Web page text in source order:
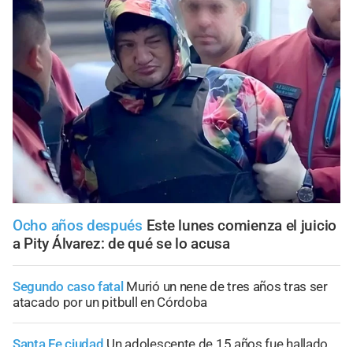
Ocho años después Este lunes comienza el juicio
a Pity Álvarez: de qué se lo acusa
Segundo caso fatal Murió un nene de tres años tras ser
atacado por un pitbull en Córdoba